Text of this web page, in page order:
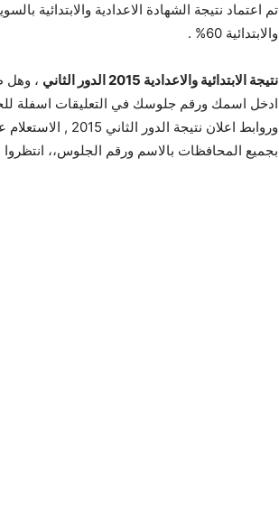
والابتدائية 60% .
نتيجة الابتدائية والاعدادية 2015 الدور الثاني
ادخل اسمك ورقم جلوسك في التعليقات اسفلة
وروابط اعلان
بجميع المحافظات بالاسم ورقم الجلوس،،